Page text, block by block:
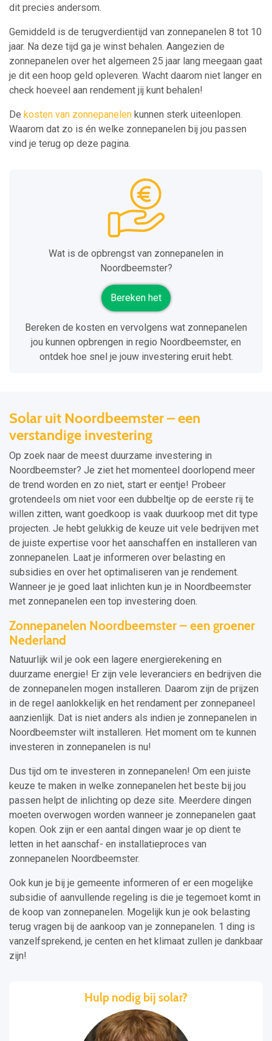
dit precies andersom.
Gemiddeld is de terugverdientijd van zonnepanelen 8 tot 10
jaar. Na deze tijd ga je winst behalen. Aangezien de
zonnepanelen over het algemeen 25 jaar lang meegaan gaat
je dit een hoop geld opleveren. Wacht daarom niet langer en
check hoeveel aan rendement jij kunt behalen!
De kosten van zonnepanelen kunnen sterk uiteenlopen.
Waarom dat zo is én welke zonnepanelen bij jou passen
vind je terug op deze pagina.
Wat is de opbrengst van zonnepanelen in
Noordbeemster?
Bereken het
Bereken de kosten en vervolgens wat zonnepanelen
jou kunnen opbrengen in regio Noordbeemster, en
ontdek hoe snel je jouw investering eruit hebt.
Solar uit Noordbeemster – een
verstandige investering
Op zoek naar de meest duurzame investering in
Noordbeemster? Je ziet het momenteel doorlopend meer
de trend worden en zo niet, start er eentje! Probeer
grotendeels om niet voor een dubbeltje op de eerste rij te
willen zitten, want goedkoop is vaak duurkoop met dit type
projecten. Je hebt gelukkig de keuze uit vele bedrijven met
de juiste expertise voor het aanschaffen en installeren van
zonnepanelen. Laat je informeren over belasting en
subsidies en over het optimaliseren van je rendement.
Wanneer je je goed laat inlichten kun je in Noordbeemster
met zonnepanelen een top investering doen.
Zonnepanelen Noordbeemster – een groener
Nederland
Natuurlijk wil je ook een lagere energierekening en
duurzame energie! Er zijn vele leveranciers en bedrijven die
de zonnepanelen mogen installeren. Daarom zijn de prijzen
in de regel aanlokkelijk en het rendament per zonnepaneel
aanzienlijk. Dat is niet anders als indien je zonnepanelen in
Noordbeemster wilt installeren. Het moment om te kunnen
investeren in zonnepanelen is nu!
Dus tijd om te investeren in zonnepanelen! Om een juiste
keuze te maken in welke zonnepanelen het beste bij jou
passen helpt de inlichting op deze site. Meerdere dingen
moeten overwogen worden wanneer je zonnepanelen gaat
kopen. Ook zijn er een aantal dingen waar je op dient te
letten in het aanschaf- en installatieproces van
zonnepanelen Noordbeemster.
Ook kun je bij je gemeente informeren of er een mogelijke
subsidie of aanvullende regeling is die je tegemoet komt in
de koop van zonnepanelen. Mogelijk kun je ook belasting
terug vragen bij de aankoop van je zonnepanelen. 1 ding is
vanzelfsprekend, je centen en het klimaat zullen je dankbaar
zijn!
Hulp nodig bij solar?